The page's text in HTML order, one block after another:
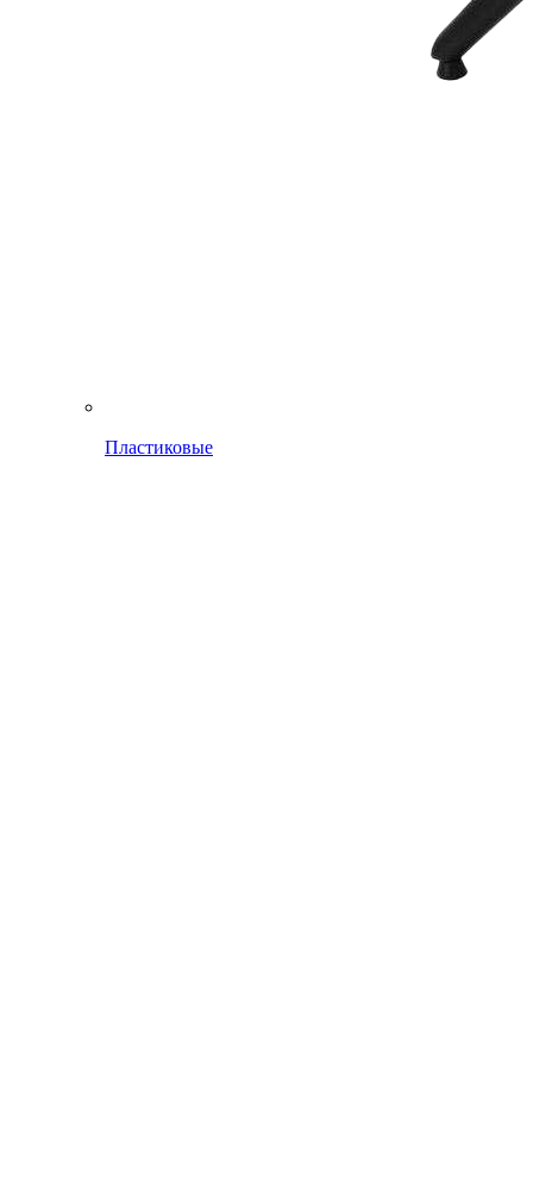
Пластиковые